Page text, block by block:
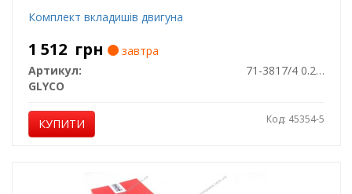
Комплект вкладишів двигуна
1 512 грн
завтра
Артикул:
71-3817/4 0.25MM
GLYCO
КУПИТИ Код: 45354-5